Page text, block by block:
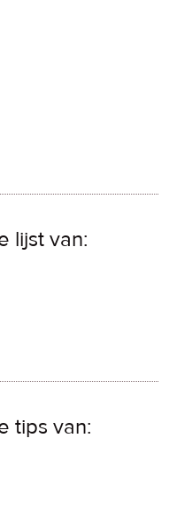
lijst van:
tips van: